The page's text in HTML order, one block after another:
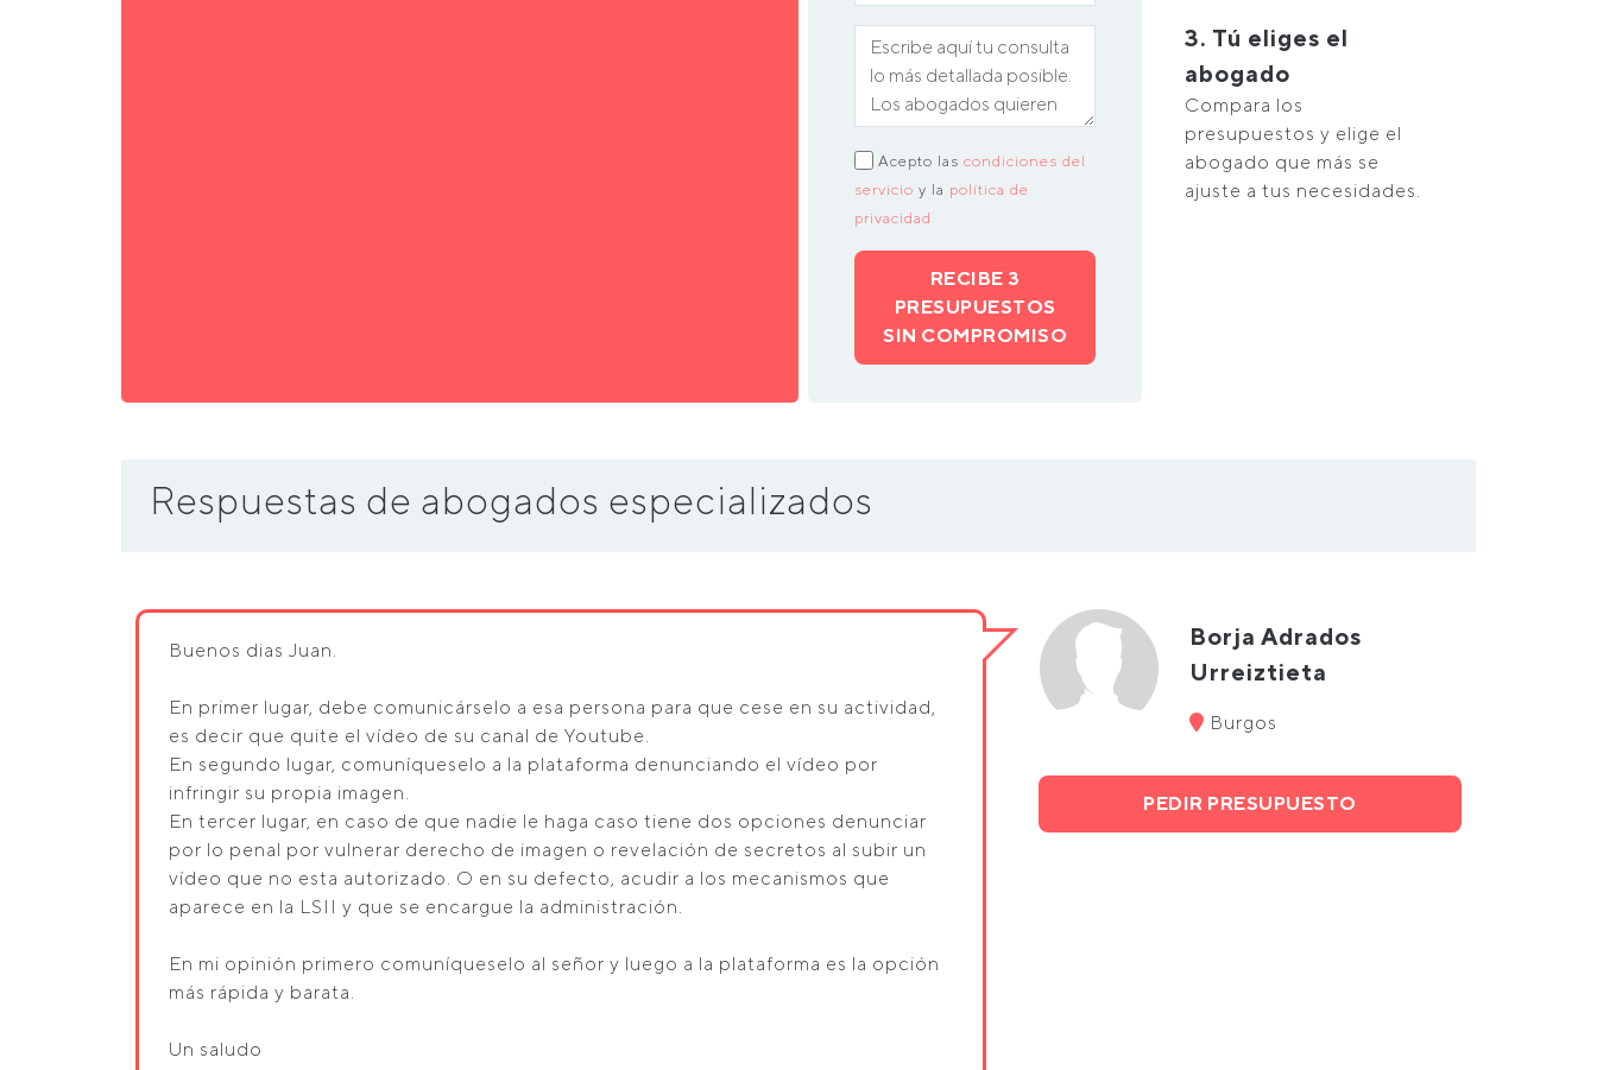
Acepto las condiciones del
servicio y la política de
privacidad
RECIBE 3
PRESUPUESTOS
SIN COMPROMISO
3. Tú eliges el
abogado
Compara los
presupuestos y elige el
abogado que más se
ajuste a tus necesidades.
Respuestas de abogados especializados
Buenos dias Juan.
En primer lugar, debe comunicárselo a esa persona para que cese en su actividad,
es decir que quite el vídeo de su canal de Youtube.
En segundo lugar, comuníqueselo a la plataforma denunciando el vídeo por
infringir su propia imagen.
En tercer lugar, en caso de que nadie le haga caso tiene dos opciones denunciar
por lo penal por vulnerar derecho de imagen o revelación de secretos al subir un
vídeo que no esta autorizado. O en su defecto, acudir a los mecanismos que
aparece en la LSII y que se encargue la administración.
En mi opinión primero comuníqueselo al señor y luego a la plataforma es la opción
más rápida y barata.
Un saludo
Borja Adrados
Urreiztieta
Burgos
PEDIR PRESUPUESTO